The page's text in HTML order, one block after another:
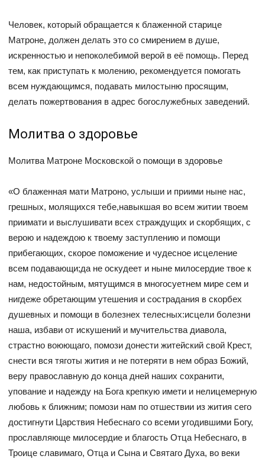
Человек, который обращается к блаженной старице
Матроне, должен делать это со смирением в душе,
искренностью и непоколебимой верой в её помощь. Перед
тем, как приступать к молению, рекомендуется помогать
всем нуждающимся, подавать милостыню просящим,
делать пожертвования в адрес богослужебных заведений.
Молитва о здоровье
Молитва Матроне Московской о помощи в здоровье
«О блаженная мати Матроно, услыши и приими ныне нас,
грешных, молящихся тебе,навыкшая во всем житии твоем
приимати и выслушивати всех страждущих и скорбящих, с
верою и надеждою к твоему заступлению и помощи
прибегающих, скорое поможение и чудесное исцеление
всем подавающи;да не оскудеет и ныне милосердие твое к
нам, недостойным, мятущимся в многосуетнем мире сем и
нигдеже обретающим утешения и сострадания в скорбех
душевных и помощи в болезнех телесных:исцели болезни
наша, избави от искушений и мучительства диавола,
страстно воюющаго, помози донести житейский свой Крест,
снести вся тяготы жития и не потеряти в нем образ Божий,
веру православную до конца дней наших сохранити,
упование и надежду на Бога крепкую имети и нелицемерную
любовь к ближним; помози нам по отшествии из жития сего
достигнути Царствия Небеснаго со всеми угодившими Богу,
прославляюще милосердие и благость Отца Небеснаго, в
Троице славимаго, Отца и Сына и Святаго Духа, во веки